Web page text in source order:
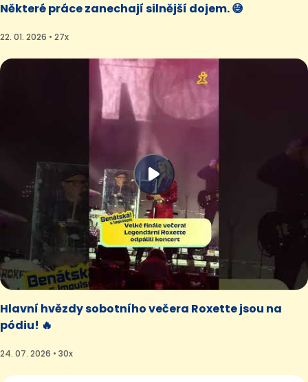
Některé práce zanechají silnější dojem. 😅
22. 01. 2026 • 27x
Hlavní hvězdy sobotního večera Roxette jsou na
pódiu! 🔥
24. 07. 2026 • 30x